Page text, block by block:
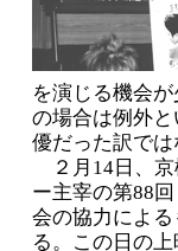
を演じる機会
の場合は例外
優だった訳で
２月14日、京
ー主宰の第88
会の協力によ
る。この日の